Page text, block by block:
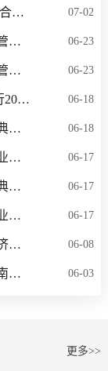
央广网：山政传媒：传媒融法显特色 复合培养... 07-02
法治山东：山东政法学院与山东省监狱管理局... 06-23
山东监狱：山东政法学院与山东省监狱管理局... 06-23
新浪网：聚焦毕业季 | 山东政法学院举行2026... 06-18
新浪网：山东政法学院举行2026年毕业典礼暨... 06-18
教育在线：山东政法学院举行2026年毕业典礼... 06-17
齐鲁网：山东政法学院举行2026年毕业典礼暨... 06-17
闪电新闻：山东政法学院举行2026年毕业典礼... 06-17
人民日报：山东政法学院警官学院走进济南市... 06-08
大众网：山东政法学院警官学院走进济南市保... 06-03
更多>>